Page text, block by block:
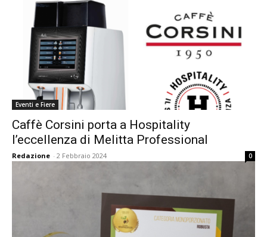
Eventi e Fiere
Caffè Corsini porta a Hospitality
l’eccellenza di Melitta Professional
Redazione - 2 Febbraio 2024 0